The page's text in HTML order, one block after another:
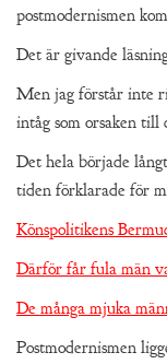
postmodernismen
Det är givande
Men jag förstår inte
intåg som orsaken till
Det hela började
tiden förklarade för
Könspolitikens
Därför får fula män
De många mjuka
Postmodernismen